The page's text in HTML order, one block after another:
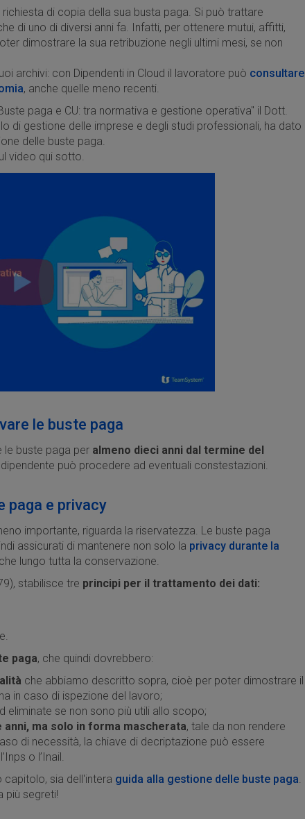
di copia della sua busta paga. Si può trattare
di uno di diversi anni fa. Infatti, per ottenere mutui, affitti,
dimostrare la sua retribuzione negli ultimi mesi, se non
archivi: con Dipendenti in Cloud il lavoratore può consultare
, anche quelle meno recenti.
paga e CU: tra normativa e gestione operativa" il Dott.
di gestione delle imprese e degli studi professionali, ha dato
delle buste paga.
video qui sotto.
le buste paga
le buste paga per almeno dieci anni dal termine del
può procedere ad eventuali constestazioni.
paga e privacy
importante, riguarda la riservatezza. Le buste paga
assicurati di mantenere non solo la privacy durante la
lungo tutta la conservazione.
stabilisce tre principi per il trattamento dei dati:
paga, che quindi dovrebbero:
che abbiamo descritto sopra, cioè per poter dimostrare il
in caso di ispezione del lavoro;
eliminate se non sono più utili allo scopo;
ma solo in forma mascherata, tale da non rendere
di necessità, la chiave di decriptazione può essere
o l’Inail.
capitolo, sia dell'intera guida alla gestione delle buste paga.
più segreti!